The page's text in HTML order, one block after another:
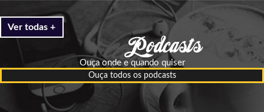
Ver todas +
Ouça onde e quando quiser
Ouça todos os podcasts